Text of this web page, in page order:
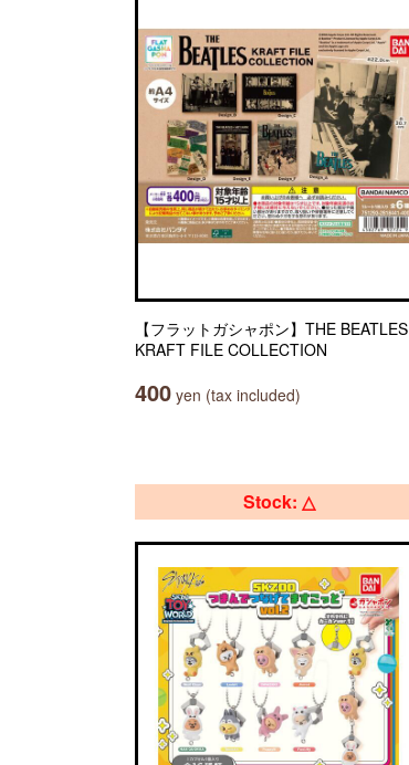
【フラットガシャポン】THE BEATLES
KRAFT FILE COLLECTION
400 yen (tax included)
Stock: △